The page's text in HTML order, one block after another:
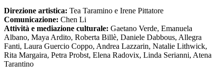
Direzione artistica: Tea Taramino e Irene Pittatore
Comunicazione: Chen Li
Attività e mediazione culturale: Gaetano Verde, Emanuela
Albano, Maya Ardito, Roberta Billè, Daniele Dabbous, Allegra
Fanti, Laura Guercio Coppo, Andrea Lazzarin, Natalie Lithwick,
Rita Margaira, Petra Probst, Elena Radovix, Linda Serianni, Atena
Tarantino